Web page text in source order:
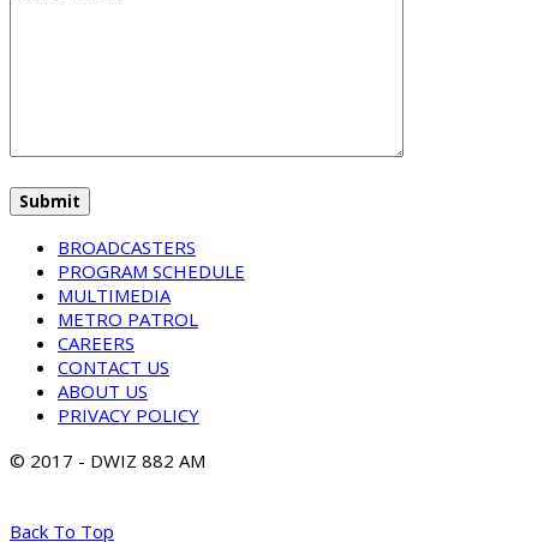
BROADCASTERS
PROGRAM SCHEDULE
MULTIMEDIA
METRO PATROL
CAREERS
CONTACT US
ABOUT US
PRIVACY POLICY
© 2017 - DWIZ 882 AM
Back To Top